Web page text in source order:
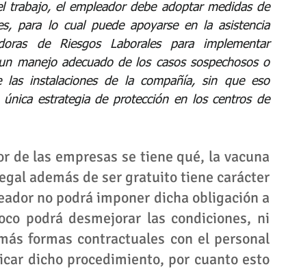
trabajo, el empleador debe adoptar medidas de
para lo cual puede apoyarse en la asistencia
de Riesgos Laborales para implementar
manejo adecuado de los casos sospechosos o
instalaciones de la compañía, sin que eso
estrategia de protección en los centros de
de las empresas se tiene qué, la vacuna
además de ser gratuito tiene carácter
no podrá imponer dicha obligación a
podrá desmejorar las condiciones, ni
formas contractuales con el personal
dicho procedimiento, por cuanto esto